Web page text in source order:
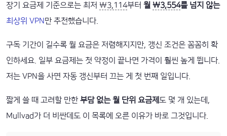
장기 요금제 기준으로는 최저 ₩3,114부터 월 ₩3,554를 넘지 않는
최상위 VPN만 추천했습니다.
구독 기간이 길수록 월 요금은 저렴해지지만, 갱신 조건은 꼼꼼히 확
인하세요. 일부 요금제는 첫 약정이 끝나면 가격이 훨씬 높게 뜁니다.
저는 VPN을 사면 자동 갱신부터 끄는 게 첫 번째 일입니다.
짧게 쓸 때 고려할 만한 부담 없는 월 단위 요금제 도 몇 개 있는데,
Mullvad가 더 비싼데도 이 목록에 오른 이유가 바로 그것입니다.